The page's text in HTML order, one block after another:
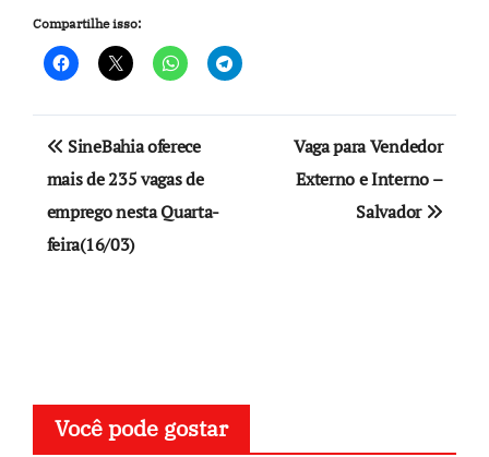
Compartilhe isso:
Navegação
de
Post
SineBahia oferece
mais de 235 vagas de
emprego nesta Quarta-
feira(16/03)
Vaga para Vendedor
Externo e Interno –
Salvador
Você pode gostar